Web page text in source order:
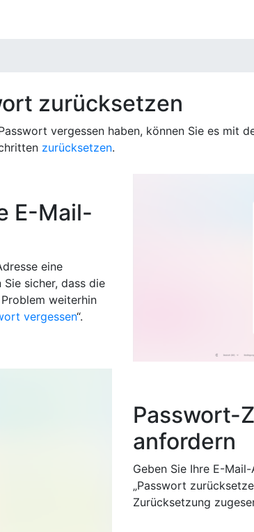
zurücksetzen
vergessen haben, können Sie es mit
zurücksetzen.
E-Mail-
eine
sicher, dass die
weiterhin
vergessen“.
Passwort-
anfordern
Geben Sie Ihre E-
„Passwort
Zurücksetzung
wie die Einstellung Ihrer Sprache oder
Sie, dass Sie diese wesentlichen Cookies
wie wir Cookies behandeln, finden Sie auf
sind in der folgenden Liste detailliert
der Website nicht ordnungsgemäß